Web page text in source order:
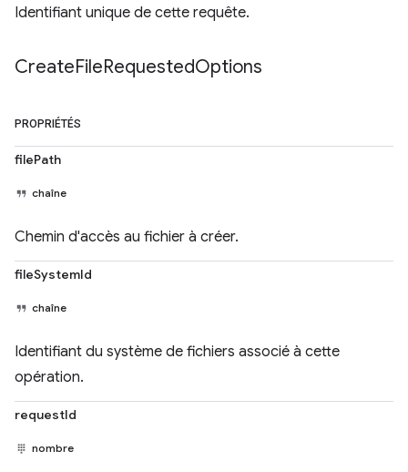
Identifiant unique de cette requête.
CreateFileRequestedOptions
PROPRIÉTÉS
filePath
chaîne
Chemin d'accès au fichier à créer.
fileSystemId
chaîne
Identifiant du système de fichiers associé à cette
opération.
requestId
nombre